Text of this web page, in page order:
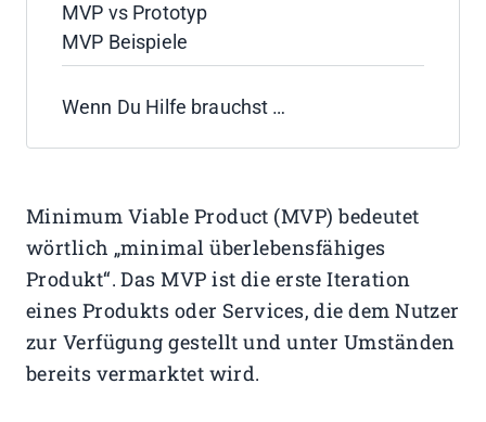
MVP vs Prototyp
MVP Beispiele
Wenn Du Hilfe brauchst …
Minimum Viable Product (MVP) bedeutet
wörtlich „minimal überlebensfähiges
Produkt“. Das MVP ist die erste Iteration
eines Produkts oder Services, die dem Nutzer
zur Verfügung gestellt und unter Umständen
bereits vermarktet wird.